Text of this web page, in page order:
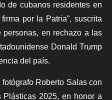
de cubanos residentes en
por la Patria”, suscrita
en rechazo a las
Donald Trump
del país.
Roberto Salas con
2025, en honor a